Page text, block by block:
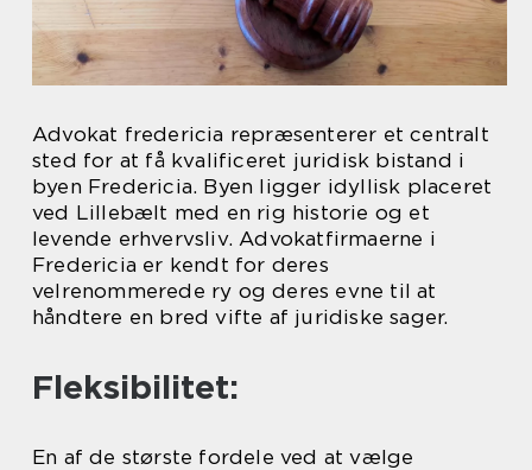
Advokat fredericia repræsenterer et centralt
sted for at få kvalificeret juridisk bistand i
byen Fredericia. Byen ligger idyllisk placeret
ved Lillebælt med en rig historie og et
levende erhvervsliv. Advokatfirmaerne i
Fredericia er kendt for deres
velrenommerede ry og deres evne til at
håndtere en bred vifte af juridiske sager.
Fleksibilitet:
En af de største fordele ved at vælge